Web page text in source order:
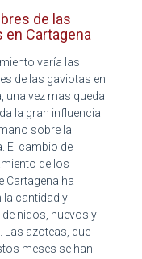
de las
en Cartagena
varía las
de las gaviotas en
una vez mas queda
la gran influencia
sobre la
El cambio de
de los
Cartagena ha
la cantidad y
nidos, huevos y
Las azoteas, que
meses se han